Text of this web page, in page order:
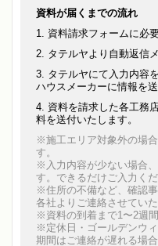
資料が届くまでの流れ
資料請求フォームに必
タテルヤより自動返信
タテルヤにて入力内容
ハウスメーカーに情報を送
資料を請求した各工務
料を送付いたします。
※施工エリア対象外の場
す。
※入力内容が少ない場合
す。できるだけご入力くだ
※住所の不備など、確認
各社よりご連絡させてい
※資料の到着まで1〜2週
※定休日・ゴールデンウ
期間はご連絡が遅れる場合